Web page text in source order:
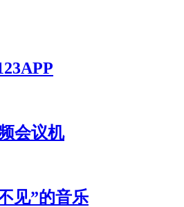
会议机
见”的音乐